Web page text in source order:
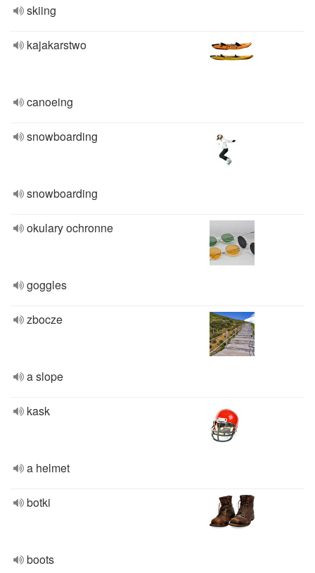
skiing
kajakarstwo
canoeing
snowboarding
snowboarding
okulary ochronne
goggles
zbocze
a slope
kask
a helmet
botki
boots